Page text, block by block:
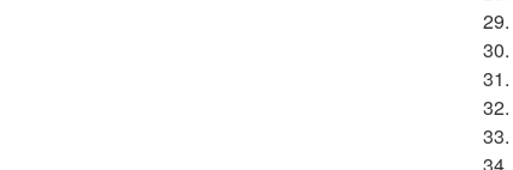
29.
30.
31.
32.
33.